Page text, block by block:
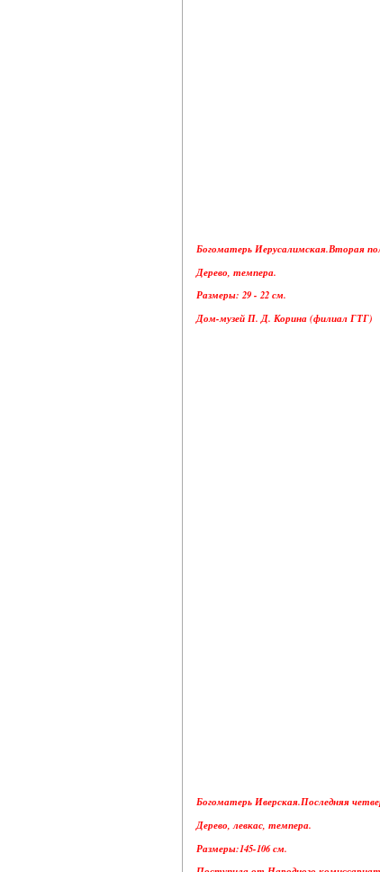
Богоматерь Иерусалимская.Вторая
Дерево, темпера.
Размеры: 29 - 22 см.
Дом-музей П. Д. Корина (филиал ГТГ)
Богоматерь Иверская.Последняя
Дерево, левкас, темпера.
Размеры:145-106 см.